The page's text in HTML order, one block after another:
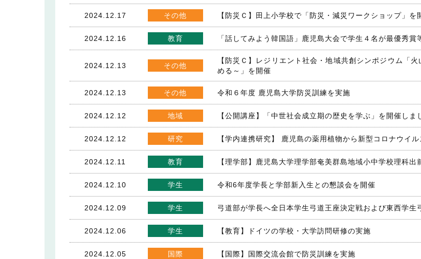
2024.12.17 その他 【防災Ｃ】田上小学校で「防災・減災ワークショップ」を
2024.12.16 教育 「話してみよう韓国語」鹿児島大会で学生４名が最優秀賞
2024.12.13 その他
【防災Ｃ】レジリエント社会・地域共創シンポジウム「
める～」を開催
2024.12.13 その他 令和６年度 鹿児島大学防災訓練を実施
2024.12.12 地域 【公開講座】「中世社会成立期の歴史を学ぶ」を開催しま
2024.12.12 研究 【学内連携研究】 鹿児島の薬用植物から新型コロナウイ
2024.12.11 教育 【理学部】鹿児島大学理学部奄美群島地域小中学校理科出
2024.12.10 学生 令和6年度学長と学部新入生との懇談会を開催
2024.12.09 学生 弓道部が学長へ全日本学生弓道王座決定戦および東西学生
2024.12.06 学生 【教育】ドイツの学校・大学訪問研修の実施
2024.12.05 国際 【国際】国際交流会館で防災訓練を実施